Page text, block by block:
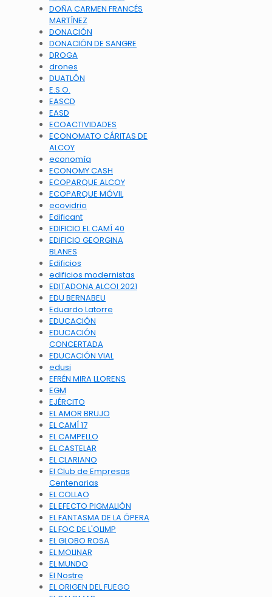
DOÑA CARMEN FRANCÉS
MARTÍNEZ
DONACIÓN
DONACIÓN DE SANGRE
DROGA
drones
DUATLÓN
E.S.O.
EASCD
EASD
ECOACTIVIDADES
ECONOMATO CÁRITAS DE
ALCOY
economía
ECONOMY CASH
ECOPARQUE ALCOY
ECOPARQUE MÓVIL
ecovidrio
Edificant
EDIFICIO EL CAMÍ 40
EDIFICIO GEORGINA
BLANES
Edificios
edificios modernistas
EDITADONA ALCOI 2021
EDU BERNABEU
Eduardo Latorre
EDUCACIÓN
EDUCACIÓN
CONCERTADA
EDUCACIÓN VIAL
edusi
EFRÉN MIRA LLORENS
EGM
EJÉRCITO
EL AMOR BRUJO
EL CAMÍ 17
EL CAMPELLO
EL CASTELAR
EL CLARIANO
El Club de Empresas
Centenarias
EL COLLAO
EL EFECTO PIGMALIÓN
EL FANTASMA DE LA ÓPERA
EL FOC DE L'OLIMP
EL GLOBO ROSA
EL MOLINAR
EL MUNDO
El Nostre
EL ORIGEN DEL FUEGO